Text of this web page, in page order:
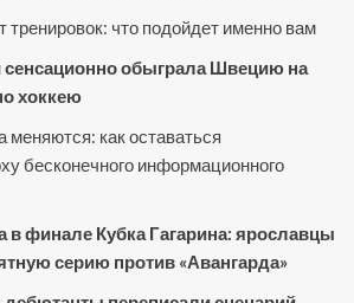
что подойдет именно вам
сенсационно обыграла Швецию на
хоккею
как оставаться
бесконечного информационного
в финале Кубка Гагарина: ярославцы
серию против «Авангарда»